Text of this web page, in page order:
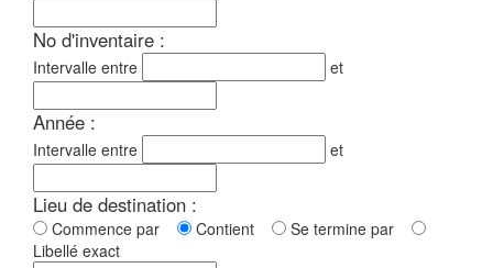
No d'inventaire :
Intervalle entre et
Année :
Intervalle entre et
Lieu de destination :
Commence par Contient
Se termine par
Libellé exact